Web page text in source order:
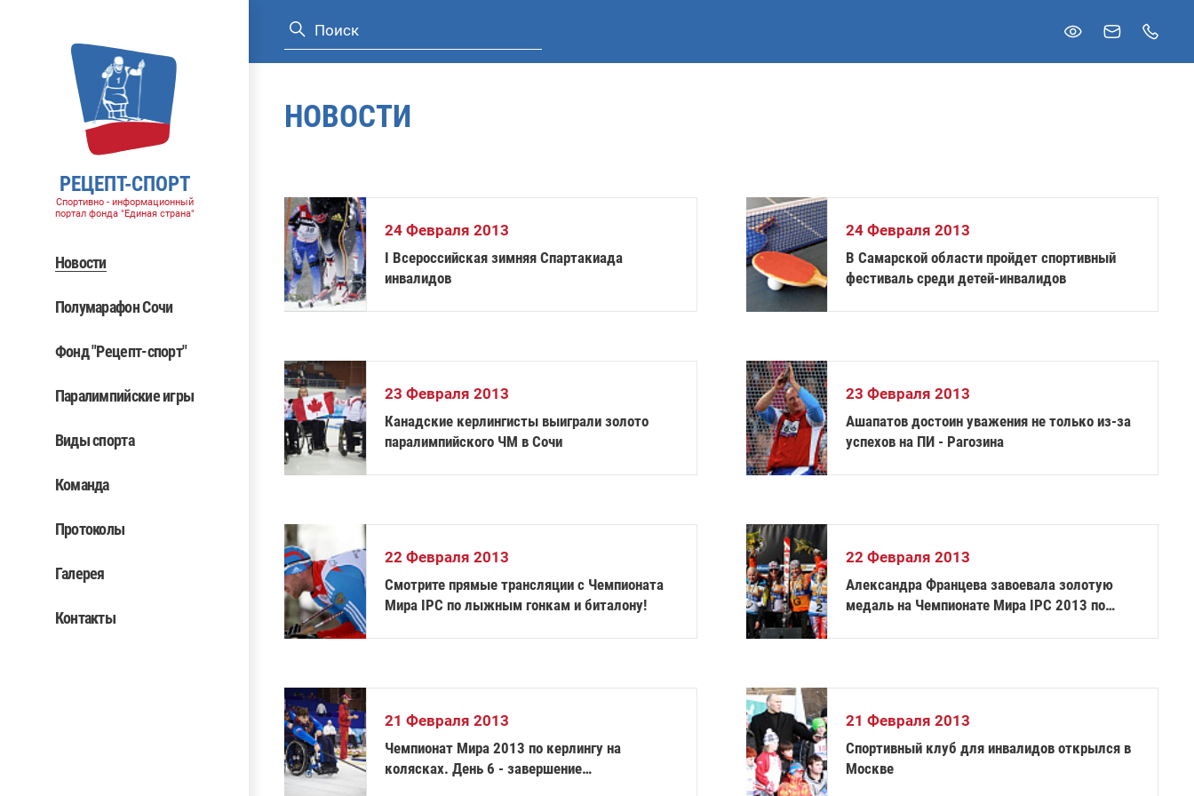
РЕЦЕПТ-СПОРТ
Спортивно - информационный
портал фонда "Единая страна"
Новости
Полумарафон Сочи
Фонд "Рецепт-спорт"
Паралимпийские игры
Виды спорта
Команда
Протоколы
Галерея
Контакты
НОВОСТИ
24 Февраля 2013
I Всероссийская зимняя Спартакиада
инвалидов
24 Февраля 2013
В Самарской области пройдет спортивный
фестиваль среди детей-инвалидов
23 Февраля 2013
Канадские керлингисты выиграли золото
паралимпийского ЧМ в Сочи
23 Февраля 2013
Ашапатов достоин уважения не только из-за
успехов на ПИ - Рагозина
22 Февраля 2013
Смотрите прямые трансляции с Чемпионата
Мира IPC по лыжным гонкам и биталону!
22 Февраля 2013
Александра Францева завоевала золотую
медаль на Чемпионате Мира IPC 2013 по
21 Февраля 2013
Чемпионат Мира 2013 по керлингу на
колясках. День 6 - завершение
21 Февраля 2013
Спортивный клуб для инвалидов открылся в
Москве